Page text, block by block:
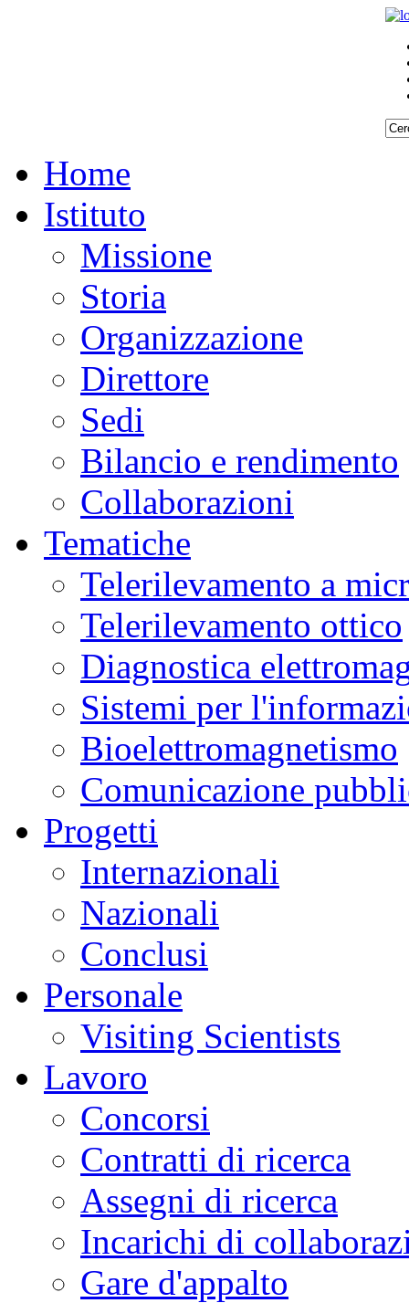
Home
Istituto
Missione
Storia
Organizzazione
Direttore
Sedi
Bilancio e rendimento
Collaborazioni
Tematiche
Telerilevamento a
Telerilevamento ottico
Diagnostica
Sistemi per
Bioelettromagnetismo
Comunicazione
Progetti
Internazionali
Nazionali
Conclusi
Personale
Visiting Scientists
Lavoro
Concorsi
Contratti di ricerca
Assegni di ricerca
Incarichi di
Gare d'appalto